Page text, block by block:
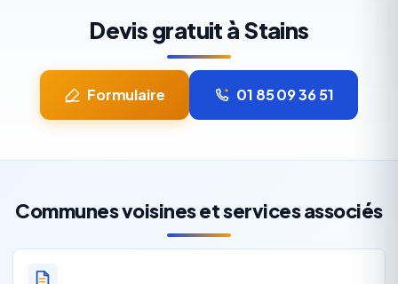
Devis gratuit à Stains
Formulaire 01 85 09 36 51
Communes voisines et services associés